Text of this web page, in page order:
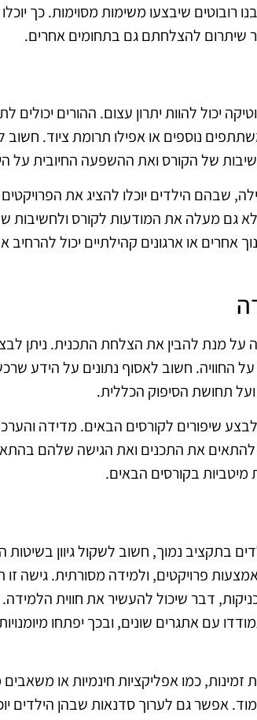
רובוטים שיבצעו משימות מסוימות. כך
שיתרום להצלחתם גם בתחומים אחרים.
יכול להוות יתרון עצום. ההורים יכולים
נוספים או אפילו תרומת ציוד.
של הקורס ואת ההשפעה החיובית על
שבהם הילדים יוכלו להציג את
גם מעלה את המודעות לקורס ולחשיבות של
אחרים או ארגונים קהילתיים יכול
מנת להבין את הצלחת התכנית. ניתן
החוויה. חשוב לאסוף נתונים על הידע
תחושת הסיפוק הכללית.
שיפורים לקורסים הבאים. מדידה
להתאים את התכנים ואת הגישה שלהם
בקורסים הבאים.
בתקציב נמוך, חשוב לשקול גיוון בשיטות
פרויקטים, ולמידה מסורתית. גישה
דבר שיכול להעשיר את חווית
עם אתגרים שונים, ובכך יפתחו
זמינות, כמו אפליקציות חינמיות או משאבים
אפשר גם לערוך סדנאות שבהן הילדים